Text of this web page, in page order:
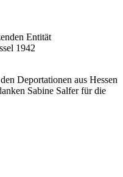
Entität
1942
Deportationen aus Hessen
Sabine Salfer für die